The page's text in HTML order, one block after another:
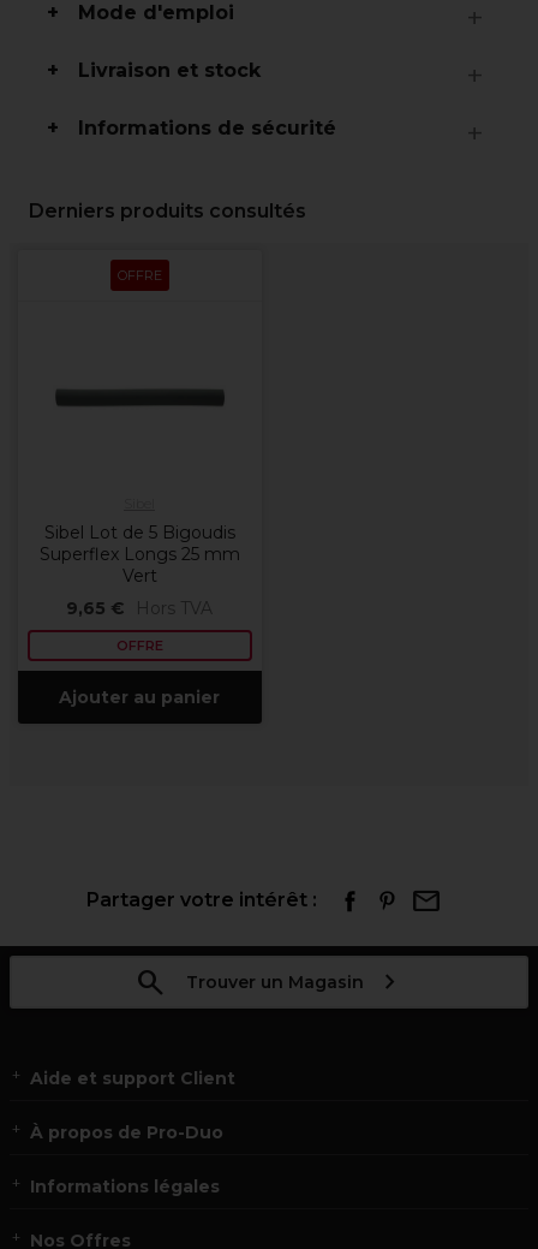
Mode d'emploi
Livraison et stock
Informations de sécurité
Derniers produits consultés
OFFRE
Sibel Lot de 5 Bigoudis
Superflex Longs 25 mm
Vert
9,65 €
Hors TVA
OFFRE
Ajouter au panier
Partager votre intérêt :
Trouver un Magasin
Aide et support Client
À propos de Pro-Duo
Informations légales
Nos Offres